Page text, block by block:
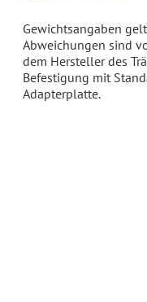
Gewichtsangaben
Abweichungen sind
dem Hersteller des
Befestigung mit
Adapterplatte.